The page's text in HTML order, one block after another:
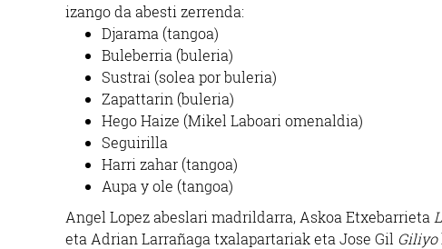
izango da abesti zerrenda:
Djarama (tangoa)
Buleberria (buleria)
Sustrai (solea por buleria)
Zapattarin (buleria)
Hego Haize (Mikel Laboari omenaldia)
Seguirilla
Harri zahar (tangoa)
Aupa y ole (tangoa)
Angel Lopez abeslari madrildarra, Askoa Etxebarrieta
eta Adrian Larrañaga txalapartariak eta Jose Gil Giliyo